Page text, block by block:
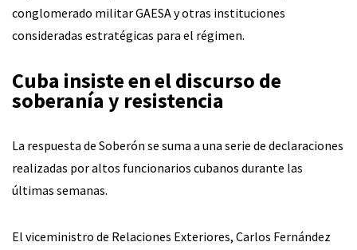
conglomerado militar GAESA y otras instituciones
consideradas estratégicas para el régimen.
Cuba insiste en el discurso de
soberanía y resistencia
La respuesta de Soberón se suma a una serie de declaraciones
realizadas por altos funcionarios cubanos durante las
últimas semanas.
El viceministro de Relaciones Exteriores, Carlos Fernández